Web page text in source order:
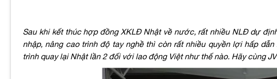
Sau khi kết thúc hợp đồng XKLĐ Nhật về nước, rất nhiều NLĐ dự
nhập, nâng cao trình độ tay nghề thì còn rất nhiều quyền lợi hấp
trình quay lại Nhật lần 2 đối với lao động Việt như thế nào. Hãy cùng